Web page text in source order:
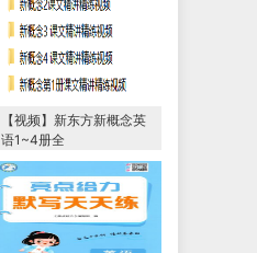
【视频】新东方新概念英
语1~4册全